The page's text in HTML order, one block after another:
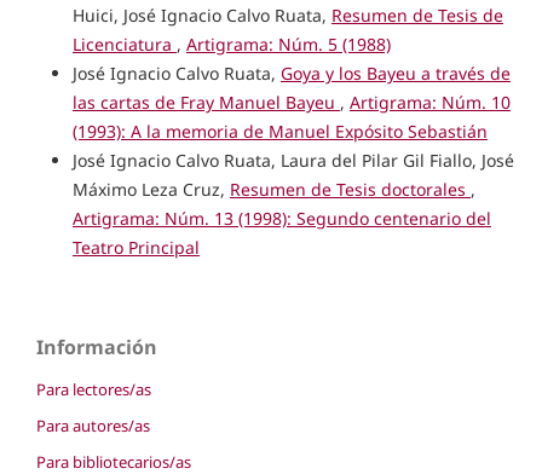
Huici, José Ignacio Calvo Ruata, Resumen de Tesis de
Licenciatura , Artigrama: Núm. 5 (1988)
José Ignacio Calvo Ruata, Goya y los Bayeu a través de
las cartas de Fray Manuel Bayeu , Artigrama: Núm. 10
(1993): A la memoria de Manuel Expósito Sebastián
José Ignacio Calvo Ruata, Laura del Pilar Gil Fiallo, José
Máximo Leza Cruz, Resumen de Tesis doctorales ,
Artigrama: Núm. 13 (1998): Segundo centenario del
Teatro Principal
Información
Para lectores/as
Para autores/as
Para bibliotecarios/as